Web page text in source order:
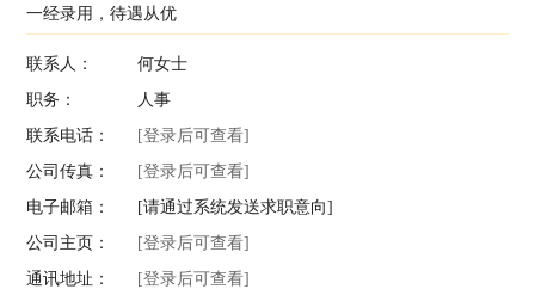
一经录用，待遇从优
联系人：
何女士
职务：
人事
联系电话：
[登录后可查看]
公司传真：
[登录后可查看]
电子邮箱：
[请通过系统发送求职意向]
公司主页：
[登录后可查看]
通讯地址：
[登录后可查看]